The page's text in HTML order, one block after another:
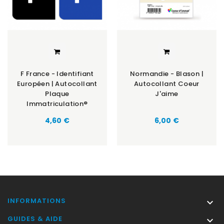
F France - Identifiant
Européen | Autocollant
Plaque
Immatriculation®
Prix
4,60 €
Normandie - Blason |
Autocollant Coeur
J'aime
Prix
6,00 €
INFORMATIONS 
GUIDES & AIDE 